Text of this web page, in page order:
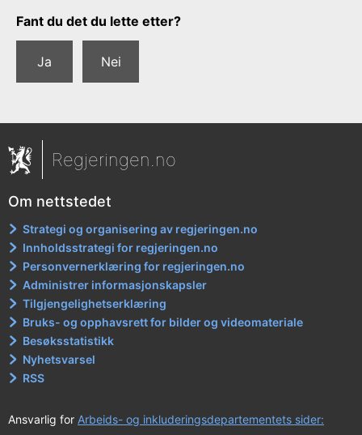
Tilbakemeldingsskjema
Fant du det du lette etter?
Ja Nei
Regjeringen.no
Om nettstedet
Strategi og organisering av regjeringen.no
Innholdsstrategi for regjeringen.no
Personvernerklæring for regjeringen.no
Administrer informasjonskapsler
Tilgjengelighetserklæring
Bruks- og opphavsrett for bilder og videomateriale
Besøksstatistikk
Nyhetsvarsel
RSS
Ansvarlig for Arbeids- og inkluderingsdepartementets sider: